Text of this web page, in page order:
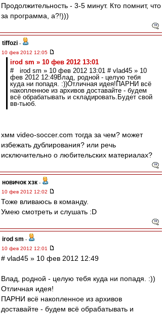
Продолжительность - 3-5 минут. Кто помнит, что
за программа, а?!)))
tiffozi -
10 фев 2012 12:05
irod sm » 10 фев 2012 13:01
# irod sm » 10 фев 2012 13:01 # vlad45 » 10
фев 2012 12:49Влад, родной - целую тебя
куда ни попадя. :))Отличная идея!ПАРНИ всё
накопленное из архивов доставайте - будем
всё обрабатывать и складировать.Будет свой
вв-тьюб.
хмм video-soccer.com тогда за чем? может
избежать дублирования? или речь
исключительно о любительских материалах?
новичок хзк -
10 фев 2012 12:02
Тоже вливаюсь в команду.
Умею смотреть и слушать :D
irod sm -
10 фев 2012 12:01
# vlad45 » 10 фев 2012 12:49
Влад, родной - целую тебя куда ни попадя. :))
Отличная идея!
ПАРНИ всё накопленное из архивов
доставайте - будем всё обрабатывать и